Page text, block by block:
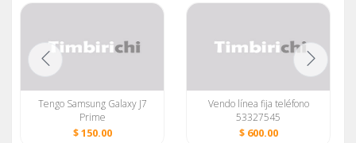
Tengo Samsung Galaxy J7
Prime
$ 150.00
Vendo línea fija teléfono
53327545
$ 600.00